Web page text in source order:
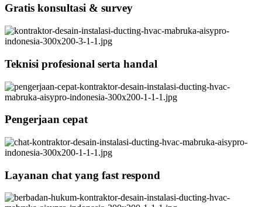
Gratis konsultasi & survey
Teknisi profesional serta handal
Pengerjaan cepat
Layanan chat yang fast respond